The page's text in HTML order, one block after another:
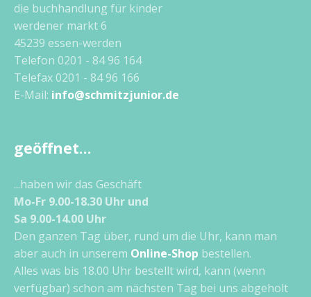
die buchhandlung für kinder
werdener markt 6
45239 essen-werden
Telefon 0201 - 84 96 164
Telefax 0201 - 84 96 166
E-Mail: info@schmitzjunior.de
geöffnet…
...haben wir das Geschäft
Mo-Fr 9.00-18.30 Uhr und
Sa 9.00-14.00 Uhr
Den ganzen Tag über, rund um die Uhr, kann man
aber auch in unserem Online-Shop bestellen.
Alles was bis 18.00 Uhr bestellt wird, kann (wenn
verfügbar) schon am nächsten Tag bei uns abgeholt